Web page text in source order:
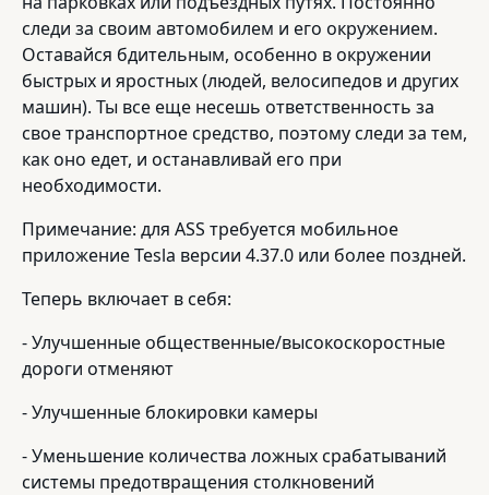
следи за своим автомобилем и его окружением.
Оставайся бдительным, особенно в окружении
быстрых и яростных (людей, велосипедов и других
машин). Ты все еще несешь ответственность за
свое транспортное средство, поэтому следи за тем,
как оно едет, и останавливай его при
необходимости.
Примечание: для ASS требуется мобильное
приложение Tesla версии 4.37.0 или более поздней.
Теперь включает в себя:
- Улучшенные общественные/высокоскоростные
дороги отменяют
- Улучшенные блокировки камеры
- Уменьшение количества ложных срабатываний
системы предотвращения столкновений